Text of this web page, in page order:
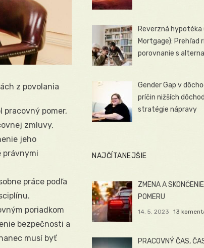
z povolania
pracovný pomer,
zmluvy,
jeho
právnymi
práce podľa
poriadkom
bezpečnosti a
musí byť
Reverzná hypotéka
Mortgage): Prehľad
porovnanie s
Gender Gap v
príčin nižších
stratégie nápravy
NAJČÍTANEJŠIE
ZMENA A
POMERU
14. 5. 2023 13
PRACOVNÝ ČAS,